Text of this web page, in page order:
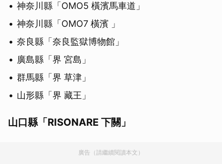
神奈川縣「OMO5 橫濱馬車道」
神奈川縣「OMO7 橫濱 」
奈良縣「奈良監獄博物館」
廣島縣「界 宮島」
群馬縣「界 草津」
山形縣「界 藏王」
山口縣「RISONARE 下關」
廣告（請繼續閱讀本文）